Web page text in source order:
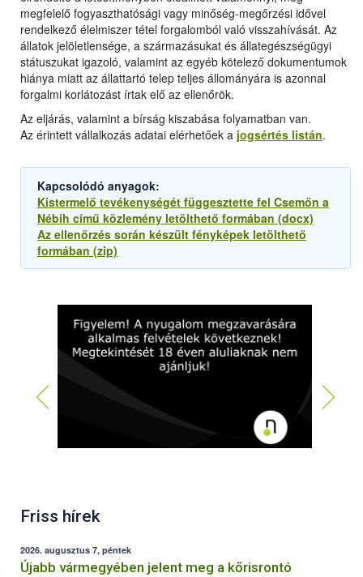
megfelelő fogyaszthatósági vagy minőség-megőrzési idővel
rendelkező élelmiszer tétel forgalomból való visszahívását. Az
állatok jelöletlensége, a származásukat és állategészségügyi
státuszukat igazoló, valamint az egyéb kötelező dokumentumok
hiánya miatt az állattartó telep teljes állományára is azonnal
forgalmi korlátozást írtak elő az ellenőrök.
Az eljárás, valamint a bírság kiszabása folyamatban van.
Az érintett vállalkozás adatai elérhetőek a jogsértés listán.
Kapcsolódó anyagok:
Kistermelő tevékenységét függesztette fel Csemőn a
Nébih című közlemény letölthető formában (docx)
Az ellenőrzés során készült fényképek letölthető
formában (zip)
Friss hírek
2026. augusztus 7, péntek
Újabb vármegyében jelent meg a kőrisrontó